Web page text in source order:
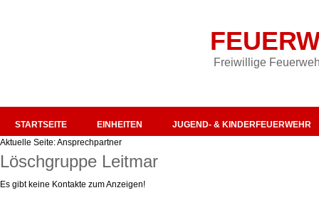
Freiwillige
STARTSEITE EINHEITEN
JUGEND- & KINDERFEUERWEHR
Aktuelle Seite:Ansprechpartner
Löschgruppe Leitmar
Es gibt keine Kontakte zum Anzeigen!